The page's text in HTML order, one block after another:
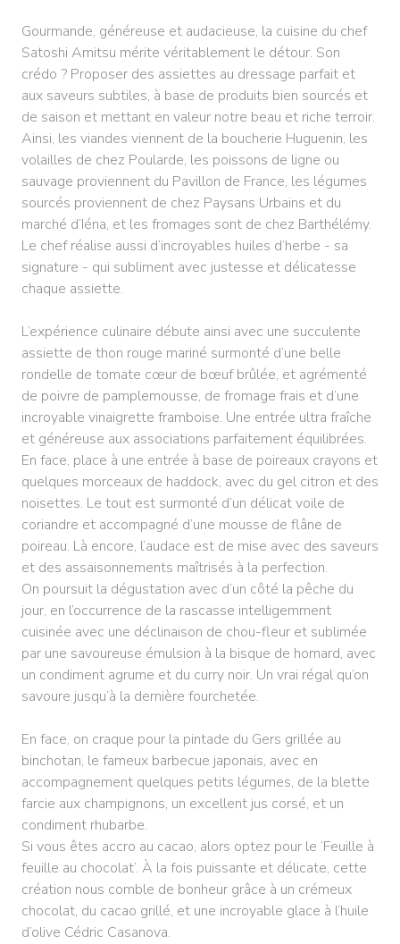
Gourmande, généreuse et audacieuse, la cuisine du chef
Satoshi Amitsu mérite véritablement le détour. Son
crédo ? Proposer des assiettes au dressage parfait et
aux saveurs subtiles, à base de produits bien sourcés et
de saison et mettant en valeur notre beau et riche terroir.
Ainsi, les viandes viennent de la boucherie Huguenin, les
volailles de chez Poularde, les poissons de ligne ou
sauvage proviennent du Pavillon de France, les légumes
sourcés proviennent de chez Paysans Urbains et du
marché d’Iéna, et les fromages sont de chez Barthélémy.
Le chef réalise aussi d’incroyables huiles d’herbe - sa
signature - qui subliment avec justesse et délicatesse
chaque assiette.
L’expérience culinaire débute ainsi avec une succulente
assiette de thon rouge mariné surmonté d’une belle
rondelle de tomate cœur de bœuf brûlée, et agrémenté
de poivre de pamplemousse, de fromage frais et d’une
incroyable vinaigrette framboise. Une entrée ultra fraîche
et généreuse aux associations parfaitement équilibrées.
En face, place à une entrée à base de poireaux crayons et
quelques morceaux de haddock, avec du gel citron et des
noisettes. Le tout est surmonté d’un délicat voile de
coriandre et accompagné d’une mousse de flâne de
poireau. Là encore, l’audace est de mise avec des saveurs
et des assaisonnements maîtrisés à la perfection.
On poursuit la dégustation avec d’un côté la pêche du
jour, en l’occurrence de la rascasse intelligemment
cuisinée avec une déclinaison de chou-fleur et sublimée
par une savoureuse émulsion à la bisque de homard, avec
un condiment agrume et du curry noir. Un vrai régal qu’on
savoure jusqu’à la dernière fourchetée.
En face, on craque pour la pintade du Gers grillée au
binchotan, le fameux barbecue japonais, avec en
accompagnement quelques petits légumes, de la blette
farcie aux champignons, un excellent jus corsé, et un
condiment rhubarbe.
Si vous êtes accro au cacao, alors optez pour le ‘Feuille à
feuille au chocolat’. À la fois puissante et délicate, cette
création nous comble de bonheur grâce à un crémeux
chocolat, du cacao grillé, et une incroyable glace à l’huile
d’olive Cédric Casanova.